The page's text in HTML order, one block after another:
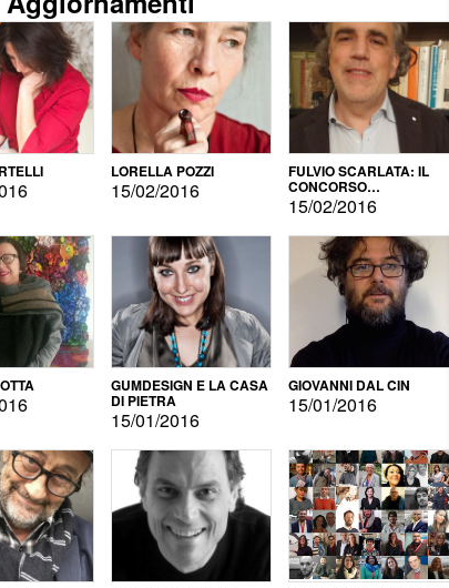
LORELLA POZZI
15/02/2016
FULVIO SCARLATA: IL
CONCORSO
LETTERARIO
15/02/2016
GUMDESIGN E LA CASA
DI PIETRA
15/01/2016
GIOVANNI DAL CIN
15/01/2016